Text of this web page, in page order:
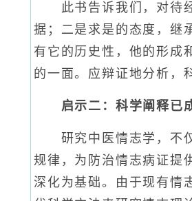
此书告诉我们，对待经
据；二是求是的态度，继
有它的历史性，他的形成
的一面。应辩证地分析，
启示二：科学阐释已
研究中医情志学，不仅
规律，为防治情志病证提
深化为基础。由于现有情